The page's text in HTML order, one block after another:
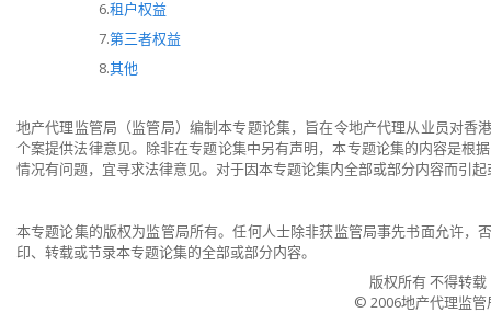
6.租户权益
7.第三者权益
8.其他
地产代理监管局（监管局）编制本专题论集，旨在令地产代理从业员对香
个案提供法律意见。除非在专题论集中另有声明，本专题论集的内容是根
情况有问题，宜寻求法律意见。对于因本专题论集内全部或部分内容而引
本专题论集的版权为监管局所有。任何人士除非获监管局事先书面允许，
印、转载或节录本专题论集的全部或部分内容。
版权所有 不得转载
© 2006地产代理监管